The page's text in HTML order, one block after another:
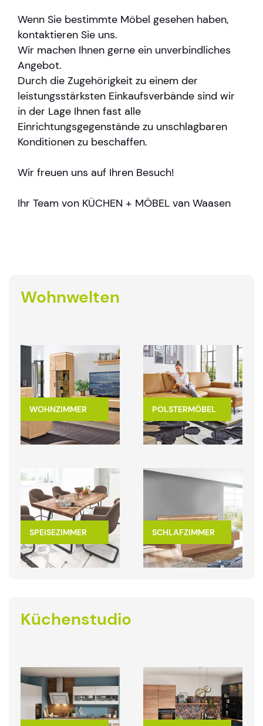
Wenn Sie bestimmte Möbel gesehen haben,
kontaktieren Sie uns.
Wir machen Ihnen gerne ein unverbindliches
Angebot.
Durch die Zugehörigkeit zu einem der
leistungsstärksten Einkaufsverbände sind wir
in der Lage Ihnen fast alle
Einrichtungsgegenstände zu unschlagbaren
Konditionen zu beschaffen.
Wir freuen uns auf Ihren Besuch!
Ihr Team von KÜCHEN + MÖBEL van Waasen
Wohnwelten
WOHNZIMMER POLSTERMÖBEL
SPEISEZIMMER SCHLAFZIMMER
Küchenstudio